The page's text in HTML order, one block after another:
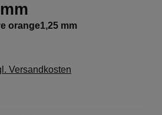
orange1,25 mm
Versandkosten